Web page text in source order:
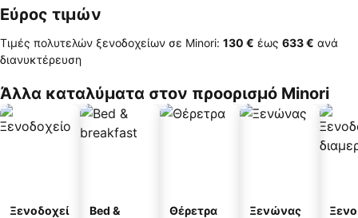
Εύρος τιμών
Τιμές πολυτελών ξενοδοχείων σε Minori: ‎130 € έως ‎633 € ανά
διανυκτέρευση
Άλλα καταλύματα στον προορισμό Minori
Ξενοδοχεί
Bed &
Θέρετρα Ξενώνας